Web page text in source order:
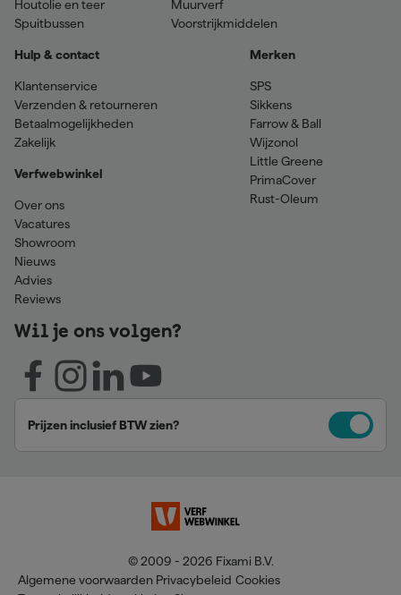
Houtolie en teer
Spuitbussen
Muurverf
Voorstrijkmiddelen
Hulp & contact
Klantenservice
Verzenden & retourneren
Betaalmogelijkheden
Zakelijk
Verfwebwinkel
Over ons
Vacatures
Showroom
Nieuws
Advies
Reviews
Merken
SPS
Sikkens
Farrow & Ball
Wijzonol
Little Greene
PrimaCover
Rust-Oleum
Wil je ons volgen?
Prijzen inclusief BTW zien?
© 2009 - 2026 Fixami B.V.
Algemene voorwaarden Privacybeleid Cookies